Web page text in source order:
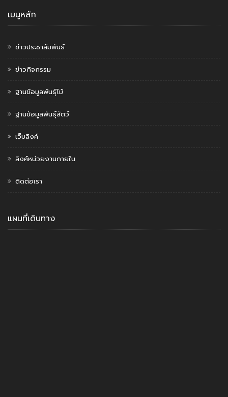
เมนูหลัก
ข่าวประชาสัมพันธ์
ข่าวกิจกรรม
ฐานข้อมูลพันธุ์ไม้
ฐานข้อมูลพันธุ์สัตว์
เว็บลิงค์
ลิงค์หน่วยงานภายใน
ติดต่อเรา
แผนที่เดินทาง